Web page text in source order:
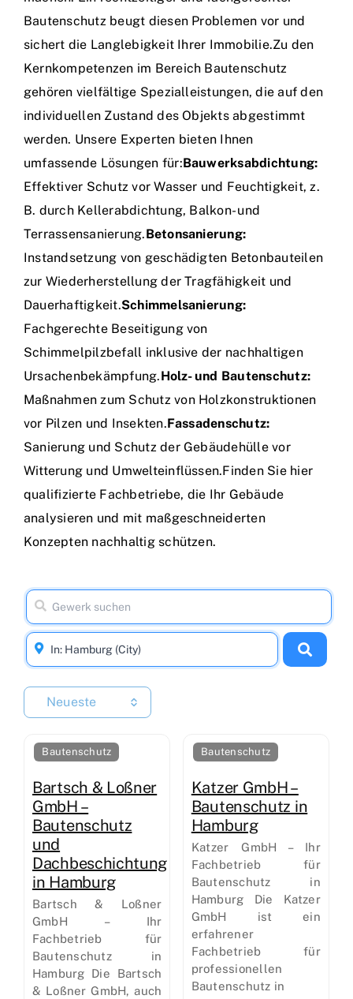
Bautenschutz beugt diesen Problemen vor und
sichert die Langlebigkeit Ihrer Immobilie.Zu den
Kernkompetenzen im Bereich Bautenschutz
gehören vielfältige Spezialleistungen, die auf den
individuellen Zustand des Objekts abgestimmt
werden. Unsere Experten bieten Ihnen
umfassende Lösungen für:Bauwerksabdichtung:
Effektiver Schutz vor Wasser und Feuchtigkeit, z.
B. durch Kellerabdichtung, Balkon- und
Terrassensanierung.Betonsanierung:
Instandsetzung von geschädigten Betonbauteilen
zur Wiederherstellung der Tragfähigkeit und
Dauerhaftigkeit.Schimmelsanierung:
Fachgerechte Beseitigung von
Schimmelpilzbefall inklusive der nachhaltigen
Ursachenbekämpfung.Holz- und Bautenschutz:
Maßnahmen zum Schutz von Holzkonstruktionen
vor Pilzen und Insekten.Fassadenschutz:
Sanierung und Schutz der Gebäudehülle vor
Witterung und Umwelteinflüssen.Finden Sie hier
qualifizierte Fachbetriebe, die Ihr Gebäude
analysieren und mit maßgeschneiderten
Konzepten nachhaltig schützen.
Neueste
Bautenschutz
Bartsch & Loßner
GmbH –
Bautenschutz
und
Dachbeschichtung
in Hamburg
Bartsch & Loßner
GmbH – Ihr
Fachbetrieb für
Bautenschutz in
Hamburg Die Bartsch
& Loßner GmbH, auch
Bautenschutz
Katzer GmbH –
Bautenschutz in
Hamburg
Katzer GmbH – Ihr
Fachbetrieb für
Bautenschutz in
Hamburg Die Katzer
GmbH ist ein
erfahrener
Fachbetrieb für
professionellen
Bautenschutz in